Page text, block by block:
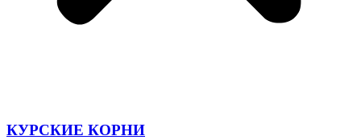
КУРСКИЕ КОРНИ